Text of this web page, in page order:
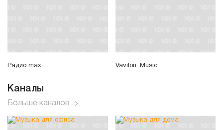
Радио max Vavilon_Music
Каналы
Больше каналов